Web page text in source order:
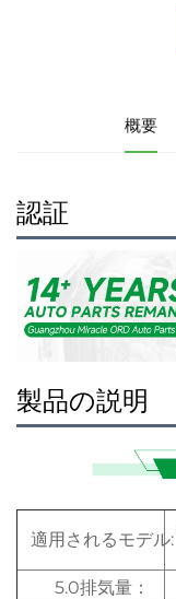
概要
認証
製品の説明
適用されるモデル:
5.0排気量：